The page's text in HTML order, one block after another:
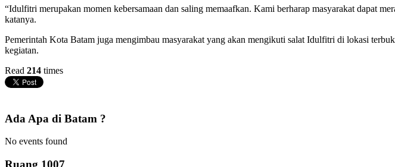
“Idulfitri merupakan momen kebersamaan dan saling memaafkan. Kami berharap masyarakat dapat
katanya.
Pemerintah Kota Batam juga mengimbau masyarakat yang akan mengikuti salat Idulfitri di lokasi
kegiatan.
Read 214 times
Ada Apa di Batam ?
No events found
Ruang 1007